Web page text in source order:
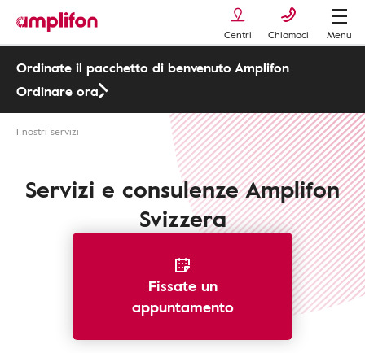
Centri Chiamaci Menu
Ordinate il pacchetto di benvenuto Amplifon
Ordinare ora
I nostri servizi
Servizi e consulenze Amplifon
Svizzera
Fissate un
appuntamento